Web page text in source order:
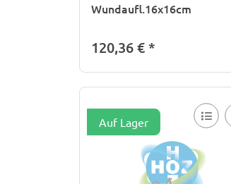
Wundaufl.16x16cm
120,36 €*
Auf Lager